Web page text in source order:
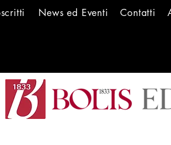
scritti News ed Eventi Contatti